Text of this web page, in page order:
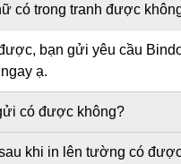
có trong tranh được
bạn gửi yêu cầu
ạ.
có được không?
khi in lên tường có